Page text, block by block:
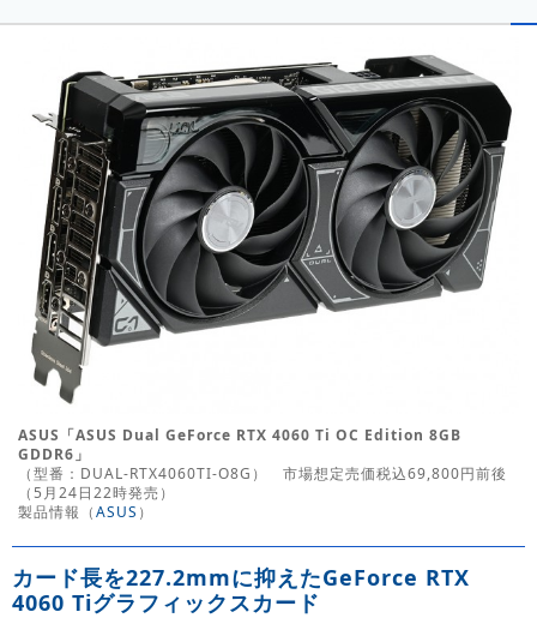
ASUS「ASUS Dual GeForce RTX 4060 Ti OC Edition 8GB
GDDR6」
（型番：DUAL-RTX4060TI-O8G） 市場想定売価税込69,800円前後
（5月24日22時発売）
製品情報（ASUS ）
カード長を227.2mmに抑えたGeForce RTX
4060 Tiグラフィックスカード